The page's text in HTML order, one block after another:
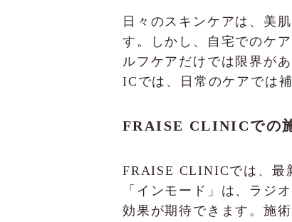
日々のスキンケアは、美
す。しかし、自宅でのケ
ルフケアだけでは限界が
ICでは、日常のケアでは
FRAISE CLINICでの
FRAISE CLINICでは、最
「インモード」は、ラジ
効果が期待できます。施